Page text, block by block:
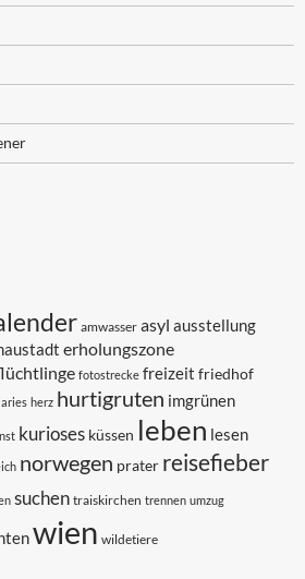
amwasser asyl ausstellung
erholungszone
fotostrecke freizeit friedhof
herz hurtigruten imgrünen
kurioses küssen leben lesen
norwegen prater reisefieber
suchen traiskirchen trennen umzug
wien wildetiere